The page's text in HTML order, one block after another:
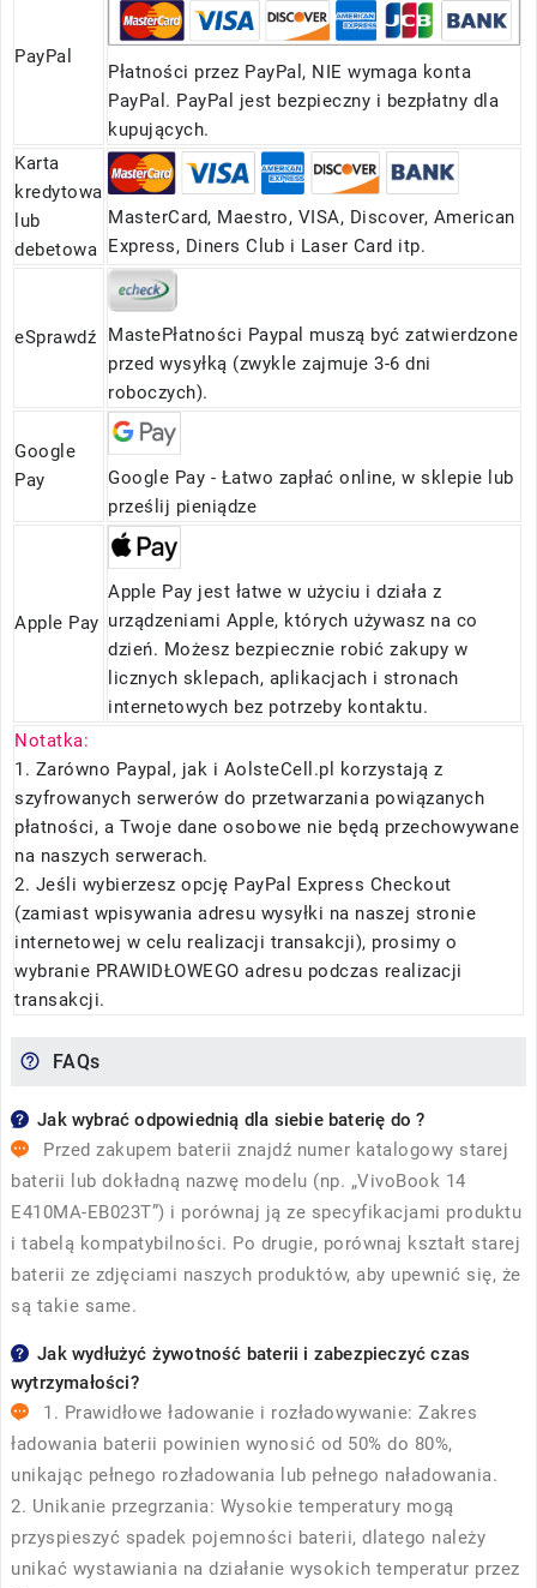
PayPal
Płatności przez PayPal, NIE wymaga konta
PayPal. PayPal jest bezpieczny i bezpłatny dla
kupujących.
Karta
kredytowa
lub
debetowa
MasterCard, Maestro, VISA, Discover, American
Express, Diners Club i Laser Card itp.
eSprawdź
MastePłatności Paypal muszą być zatwierdzone
przed wysyłką (zwykle zajmuje 3-6 dni
roboczych).
Google
Pay
Google Pay - Łatwo zapłać online, w sklepie lub
prześlij pieniądze
Apple Pay
Apple Pay jest łatwe w użyciu i działa z
urządzeniami Apple, których używasz na co
dzień. Możesz bezpiecznie robić zakupy w
licznych sklepach, aplikacjach i stronach
internetowych bez potrzeby kontaktu.
Notatka:
1. Zarówno Paypal, jak i AolsteCell.pl korzystają z
szyfrowanych serwerów do przetwarzania powiązanych
płatności, a Twoje dane osobowe nie będą przechowywane
na naszych serwerach.
2. Jeśli wybierzesz opcję PayPal Express Checkout
(zamiast wpisywania adresu wysyłki na naszej stronie
internetowej w celu realizacji transakcji), prosimy o
wybranie PRAWIDŁOWEGO adresu podczas realizacji
transakcji.
FAQs
Jak wybrać odpowiednią dla siebie baterię do ?
Przed zakupem baterii znajdź numer katalogowy starej
baterii lub dokładną nazwę modelu (np. „VivoBook 14
E410MA-EB023T”) i porównaj ją ze specyfikacjami produktu
i tabelą kompatybilności. Po drugie, porównaj kształt starej
baterii ze zdjęciami naszych produktów, aby upewnić się, że
są takie same.
Jak wydłużyć żywotność baterii i zabezpieczyć czas
wytrzymałości?
1. Prawidłowe ładowanie i rozładowywanie: Zakres
ładowania baterii powinien wynosić od 50% do 80%,
unikając pełnego rozładowania lub pełnego naładowania.
2. Unikanie przegrzania: Wysokie temperatury mogą
przyspieszyć spadek pojemności baterii, dlatego należy
unikać wystawiania na działanie wysokich temperatur przez